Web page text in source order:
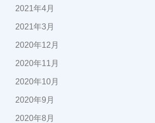
2021年4月
2021年3月
2020年12月
2020年11月
2020年10月
2020年9月
2020年8月